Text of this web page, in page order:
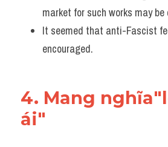
market for such works may be
It seemed that anti-Fascist
encouraged.
4. Mang
ái"